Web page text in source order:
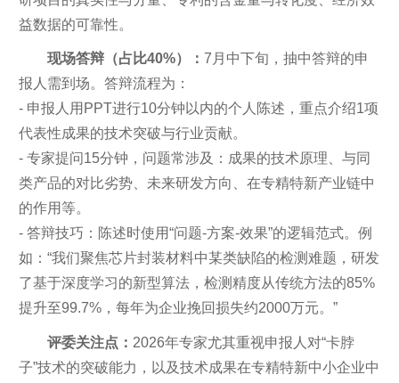
益数据的可靠性。
现场答辩（占比40%）： 7月中下旬，抽中答辩的申
报人需到场。答辩流程为：
- 申报人用PPT进行10分钟以内的个人陈述，重点介绍1项
代表性成果的技术突破与行业贡献。
- 专家提问15分钟，问题常涉及：成果的技术原理、与同
类产品的对比劣势、未来研发方向、在专精特新产业链中
的作用等。
- 答辩技巧：陈述时使用“问题-方案-效果”的逻辑范式。例
如：“我们聚焦芯片封装材料中某类缺陷的检测难题，研发
了基于深度学习的新型算法，检测精度从传统方法的85%
提升至99.7%，每年为企业挽回损失约2000万元。”
评委关注点： 2026年专家尤其重视申报人对“卡脖
子”技术的突破能力，以及技术成果在专精特新中小企业中